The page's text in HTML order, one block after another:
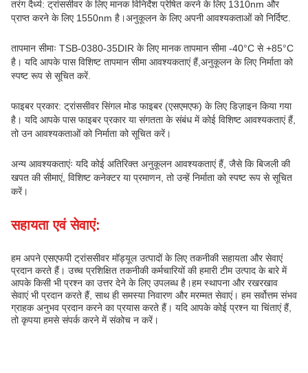
तरंग दैर्ध्य: ट्रांससीवर के लिए मानक विनिर्देश प्रेषित करने के लिए 1310nm और
प्राप्त करने के लिए 1550nm है।अनुकूलन के लिए अपनी आवश्यकताओं को निर्दिष्ट.
तापमान सीमाः TSB-0380-35DIR के लिए मानक तापमान सीमा -40°C से +85°C
है। यदि आपके पास विशिष्ट तापमान सीमा आवश्यकताएं हैं,अनुकूलन के लिए निर्माता को
स्पष्ट रूप से सूचित करें.
फाइबर प्रकार: ट्रांससीवर सिंगल मोड फाइबर (एसएमएफ) के लिए डिज़ाइन किया गया
है। यदि आपके पास फाइबर प्रकार या संगतता के संबंध में कोई विशिष्ट आवश्यकताएं हैं,
तो उन आवश्यकताओं को निर्माता को सूचित करें।
अन्य आवश्यकताएंः यदि कोई अतिरिक्त अनुकूलन आवश्यकताएं हैं, जैसे कि बिजली की
खपत की सीमाएं, विशिष्ट कनेक्टर या प्रमाणन, तो उन्हें निर्माता को स्पष्ट रूप से सूचित
करें।
सहायता एवं सेवाएं:
हम अपने एसएफपी ट्रांससीवर मॉड्यूल उत्पादों के लिए तकनीकी सहायता और सेवाएं
प्रदान करते हैं। उच्च प्रशिक्षित तकनीकी कर्मचारियों की हमारी टीम उत्पाद के बारे में
आपके किसी भी प्रश्न का उत्तर देने के लिए उपलब्ध है।हम स्थापना और रखरखाव
सेवाएं भी प्रदान करते हैं, साथ ही समस्या निवारण और मरम्मत सेवाएं। हम सर्वोत्तम संभव
ग्राहक अनुभव प्रदान करने का प्रयास करते हैं। यदि आपके कोई प्रश्न या चिंताएं हैं,
तो कृपया हमसे संपर्क करने में संकोच न करें।